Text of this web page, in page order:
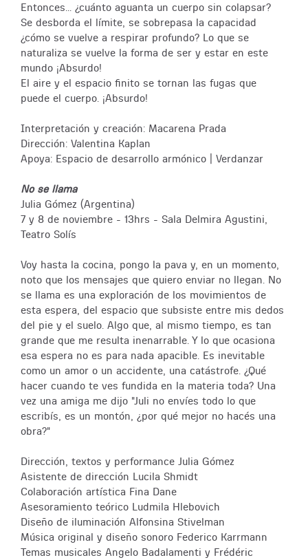
Entonces... ¿cuánto aguanta un cuerpo sin colapsar?
Se desborda el límite, se sobrepasa la capacidad
¿cómo se vuelve a respirar profundo? Lo que se
naturaliza se vuelve la forma de ser y estar en este
mundo ¡Absurdo!
El aire y el espacio finito se tornan las fugas que
puede el cuerpo. ¡Absurdo!
Interpretación y creación: Macarena Prada
Dirección: Valentina Kaplan
Apoya: Espacio de desarrollo armónico | Verdanzar
No se llama
Julia Gómez (Argentina)
7 y 8 de noviembre - 13hrs - Sala Delmira Agustini,
Teatro Solís
Voy hasta la cocina, pongo la pava y, en un momento,
noto que los mensajes que quiero enviar no llegan. No
se llama es una exploración de los movimientos de
esta espera, del espacio que subsiste entre mis dedos
del pie y el suelo. Algo que, al mismo tiempo, es tan
grande que me resulta inenarrable. Y lo que ocasiona
esa espera no es para nada apacible. Es inevitable
como un amor o un accidente, una catástrofe. ¿Qué
hacer cuando te ves fundida en la materia toda? Una
vez una amiga me dijo "Juli no envíes todo lo que
escribís, es un montón, ¿por qué mejor no hacés una
obra?"
Dirección, textos y performance Julia Gómez
Asistente de dirección Lucila Shmidt
Colaboración artística Fina Dane
Asesoramiento teórico Ludmila Hlebovich
Diseño de iluminación Alfonsina Stivelman
Música original y diseño sonoro Federico Karrmann
Temas musicales Angelo Badalamenti y Frédéric